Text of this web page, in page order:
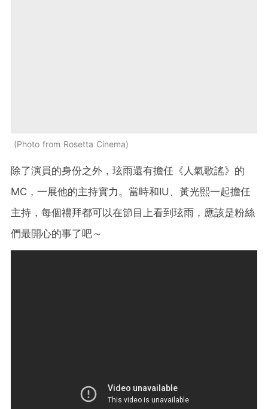
Photo from Rosetta Cinema
除了演員的身份之外，玹雨還有擔任《人氣歌謠》的
MC，一展他的主持實力。當時和IU、黃光熙一起擔任
主持，每個禮拜都可以在節目上看到玹雨，應該是粉絲
們最開心的事了吧～